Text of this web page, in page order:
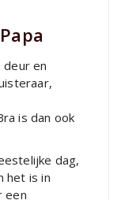
en
is dan ook
dag,
het is in
een